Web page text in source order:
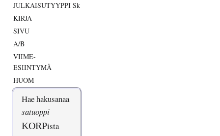
JULKAISUTYYPPI Sk
KIRJA
SIVU
A/B
VIIME-
ESIINTYMÄ
HUOM
Hae hakusanaa
satuoppi
KORPista